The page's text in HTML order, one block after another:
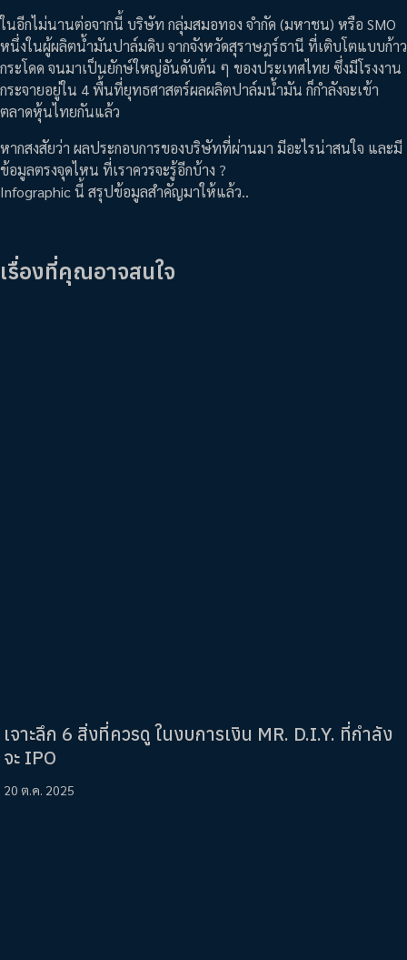
ในอีกไม่นานต่อจากนี้ บริษัท กลุ่มสมอทอง จำกัด (มหาชน) หรือ SMO
หนึ่งในผู้ผลิตน้ำมันปาล์มดิบ จากจังหวัดสุราษฎร์ธานี ที่เติบโตแบบก้าว
กระโดด จนมาเป็นยักษ์ใหญ่อันดับต้น ๆ ของประเทศไทย ซึ่งมีโรงงาน
กระจายอยู่ใน 4 พื้นที่ยุทธศาสตร์ผลผลิตปาล์มน้ำมัน ก็กำลังจะเข้า
ตลาดหุ้นไทยกันแล้ว
หากสงสัยว่า ผลประกอบการของบริษัทที่ผ่านมา มีอะไรน่าสนใจ และมี
ข้อมูลตรงจุดไหน ที่เราควรจะรู้อีกบ้าง ?
Infographic นี้ สรุปข้อมูลสำคัญมาให้แล้ว..
เรื่องที่คุณอาจสนใจ
เจาะลึก 6 สิ่งที่ควรดู ในงบการเงิน MR. D.I.Y. ที่กำลัง
จะ IPO
20 ต.ค. 2025